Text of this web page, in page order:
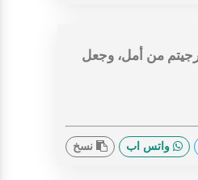
من أمل، وجعل
واتس اب نسخ